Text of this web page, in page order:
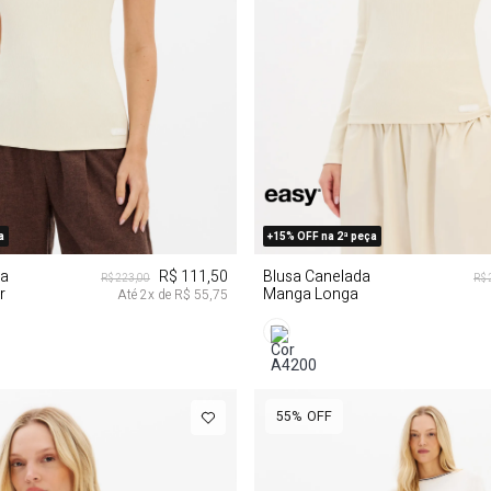
R$ 223,00 R$ 111,50
Até2x de R$ 55,75
PP
+15% OFF na 2ª peça
Blusa Canelada
Manga Longa
R$
55% OFF